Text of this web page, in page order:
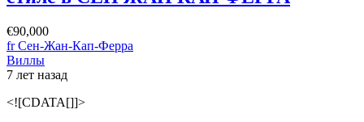
€90,000
fr Сен-Жан-Кап-Ферра
Виллы
7 лет назад
<![CDATA[]]>